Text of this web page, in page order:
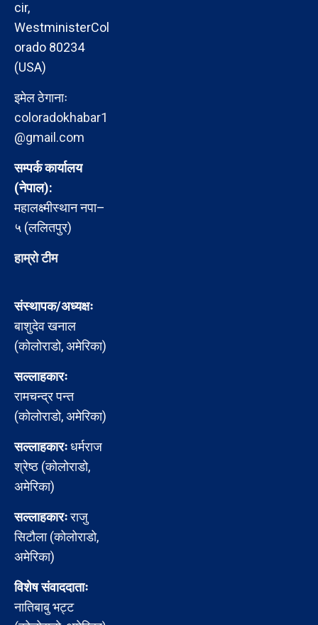
cir,
WestministerCol
orado 80234
(USA)
इमेल ठेगानाः
coloradokhabar1
@gmail.com
सम्पर्क कार्यालय
(नेपाल):
महालक्ष्मीस्थान नपा–
५ (ललितपुर)
हाम्रो टीम
संस्थापक/अध्यक्षः
बाशुदेव खनाल
(कोलोराडो, अमेरिका)
सल्लाहकारः
रामचन्द्र पन्त
(कोलोराडो, अमेरिका)
सल्लाहकारःधर्मराज
श्रेष्ठ (कोलोराडो,
अमेरिका)
सल्लाहकारःराजु
सिटौला (कोलोराडो,
अमेरिका)
विशेष संवाददाताः
नातिबाबु भट्ट